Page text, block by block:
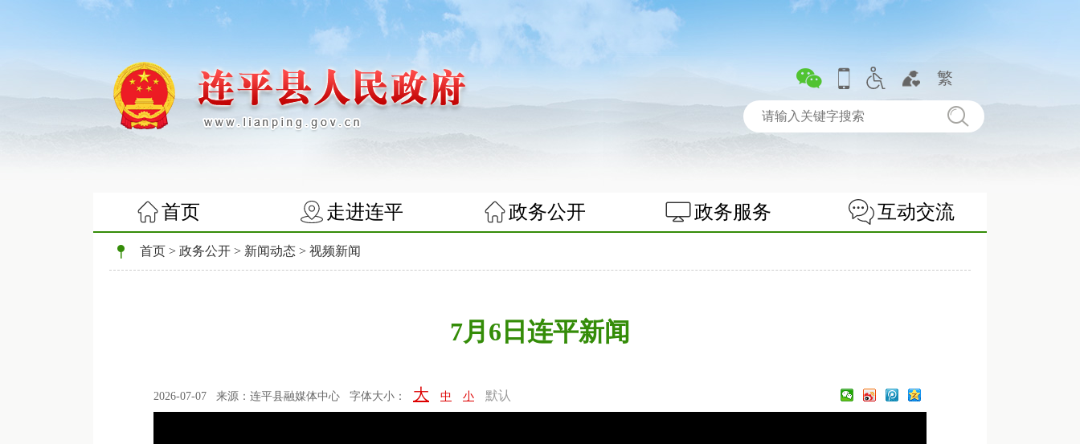
繁
首页 走进连平 政务公开 政务服务 互动交流
首页 > 政务公开 > 新闻动态 > 视频新闻
7月6日连平新闻
2026-07-07 来源：连平县融媒体中心 字体大小： 大 中 小 默认